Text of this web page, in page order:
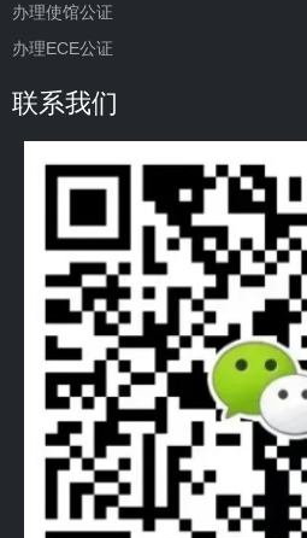
办理使馆公证
办理ECE公证
联系我们